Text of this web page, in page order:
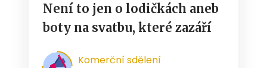
Není to jen o lodičkách aneb
boty na svatbu, které zazáří
Komerční sdělení